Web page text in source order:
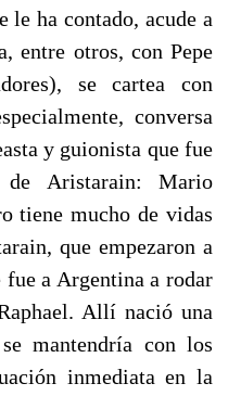
le ha contado, acude a
entre otros, con Pepe
se cartea con
conversa
y guionista que fue
Aristarain: Mario
tiene mucho de vidas
que empezaron a
fue a Argentina a rodar
Allí nació una
mantendría con los
inmediata en la